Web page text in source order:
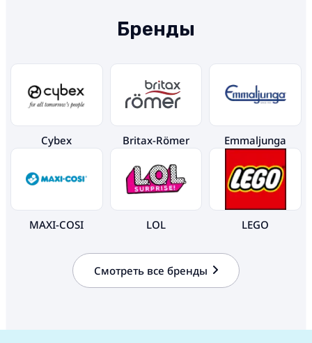
Бренды
Cybex Britax-Römer Emmaljunga
MAXI-COSI LOL LEGO
Смотреть все бренды